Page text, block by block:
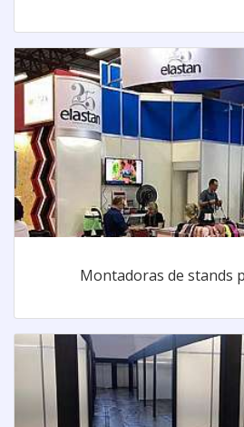
Montadoras de stands